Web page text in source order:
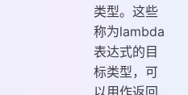
类型。这些
称为lambda
表达式的目
标类型，可
以用作返回